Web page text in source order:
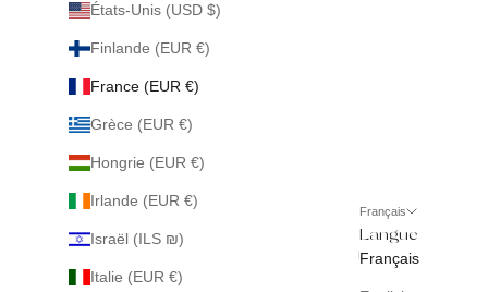
États-Unis (USD $)
Finlande (EUR €)
France (EUR €)
Grèce (EUR €)
Hongrie (EUR €)
Irlande (EUR €)
Israël (ILS ₪)
Italie (EUR €)
Français
Langue
Français